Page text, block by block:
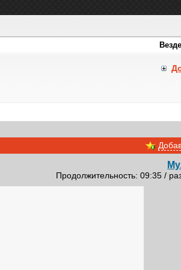
Продолжительность: 09:35 /